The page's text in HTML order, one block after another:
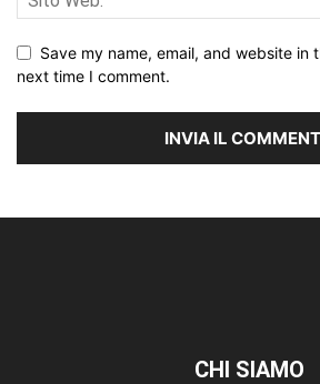
Save my name, email, and website in
next time I comment.
CHI SIAMO